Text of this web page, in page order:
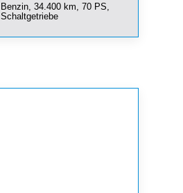
Benzin, 34.400 km, 70 PS,
Schaltgetriebe